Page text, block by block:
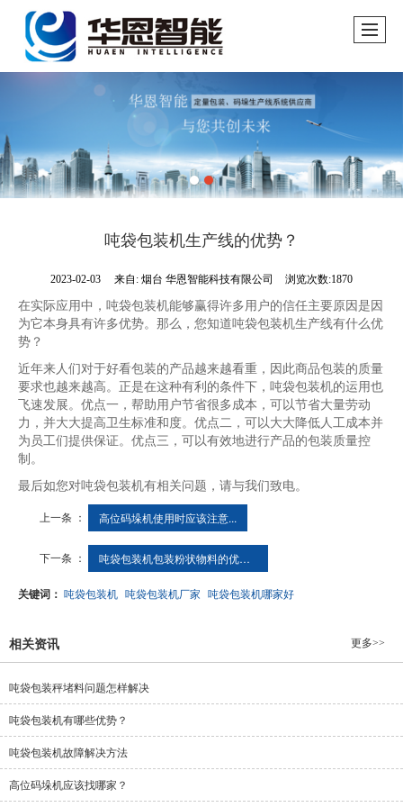
吨袋包装机生产线的优势？
2023-02-03 来自:烟台 华恩智能科技有限公司 浏览次数:1870
在实际应用中，吨袋包装机能够赢得许多用户的信任主要原因是因
为它本身具有许多优势。那么，您知道吨袋包装机生产线有什么优
势？
近年来人们对于好看包装的产品越来越看重，因此商品包装的质量
要求也越来越高。正是在这种有利的条件下，吨袋包装机的运用也
飞速发展。优点一，帮助用户节省很多成本，可以节省大量劳动
力，并大大提高卫生标准和度。优点二，可以大大降低人工成本并
为员工们提供保证。优点三，可以有效地进行产品的包装质量控
制。
最后如您对吨袋包装机有相关问题，请与我们致电。
上一条 ： 高位码垛机使用时应该注意...
下一条 ： 吨袋包装机包装粉状物料的优点？
关键词： 吨袋包装机 吨袋包装机厂家 吨袋包装机哪家好
相关资讯 更多>>
吨袋包装秤堵料问题怎样解决
吨袋包装机有哪些优势？
吨袋包装机故障解决方法
高位码垛机应该找哪家？